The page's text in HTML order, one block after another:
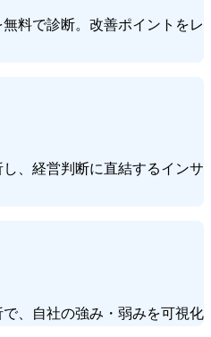
料で診断。改善ポイントをレ
、経営判断に直結するインサ
、自社の強み・弱みを可視化